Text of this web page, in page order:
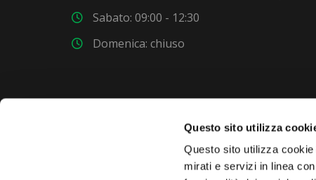
Questo sito utilizza
Questo sito utilizza
mirati e servizi in linea
Sabato: 09:00 - 12:30
Domenica: chiuso
VUOI COMPRARE UNA NUOVA AUTO?